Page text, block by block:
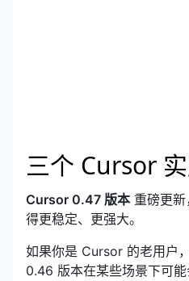
三个 Cursor
Cursor 0.47 版本 重磅更
得更稳定、更强大。
如果你是 Cursor 的老用户
0.46 版本在某些场景下可